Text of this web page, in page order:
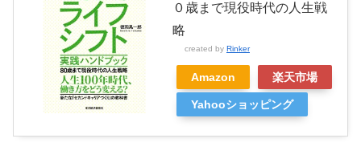
０歳まで現役時代の人生戦
略
created by Rinker
Amazon 楽天市場
Yahooショッピング